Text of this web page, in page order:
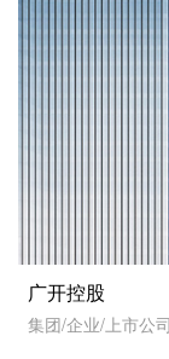
广开控股
集团/企业/上市公司